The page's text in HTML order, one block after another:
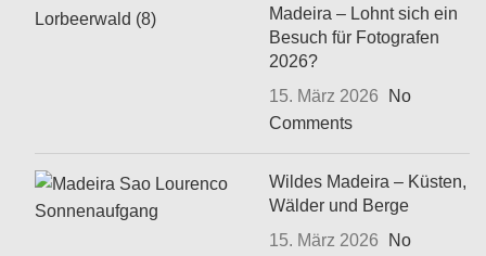
Madeira – Lohnt sich ein
Besuch für Fotografen
2026?
15. März 2026
No
Comments
Wildes Madeira – Küsten,
Wälder und Berge
15. März 2026
No